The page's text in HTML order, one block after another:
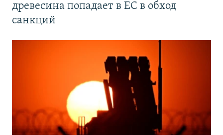
древесина попадает в ЕС в обход
санкций